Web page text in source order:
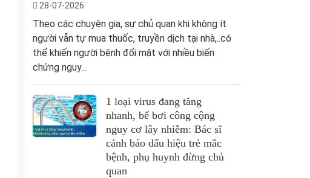
28-07-2026
Theo các chuyên gia, sự chủ quan khi không ít
người vẫn tự mua thuốc, truyền dịch tại nhà,..có
thể khiến người bệnh đối mặt với nhiều biến
chứng nguy...
1 loại virus đang tăng
nhanh, bể bơi công cộng
nguy cơ lây nhiễm: Bác sĩ
cảnh báo dấu hiệu trẻ mắc
bệnh, phụ huynh đừng chủ
quan